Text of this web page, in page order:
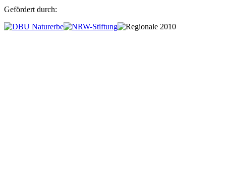
Gefördert durch: